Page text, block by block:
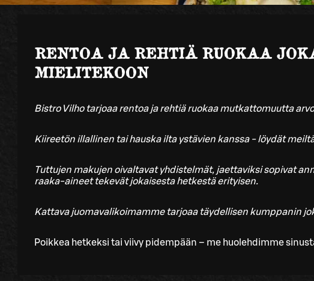
RENTOA JA REHTIÄ RUOKAA
MIELITEKOON
Bistro Vilho tarjoaa rentoa ja rehtiä ruokaa mutkattomuutta
Kiireetön illallinen tai hauska ilta ystävien kanssa - löydät
Tuttujen makujen oivaltavat yhdistelmät, jaettaviksi sopivat
raaka-aineet tekevät jokaisesta hetkestä erityisen.
Kattava juomavalikoimamme tarjoaa täydellisen kumppanin
Poikkea hetkeksi tai viivy pidempään – me huolehdimme